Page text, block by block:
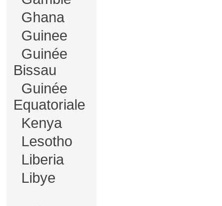
Ghana
Guinee
Guinée
Bissau
Guinée
Equatoriale
Kenya
Lesotho
Liberia
Libye